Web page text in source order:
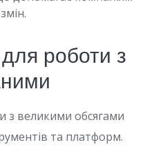
роботи з
з великими обсягами
та платформ.